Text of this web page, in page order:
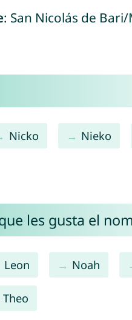
: San Nicolás de
Nicko Nieko
les gusta el
Leon Noah
Theo